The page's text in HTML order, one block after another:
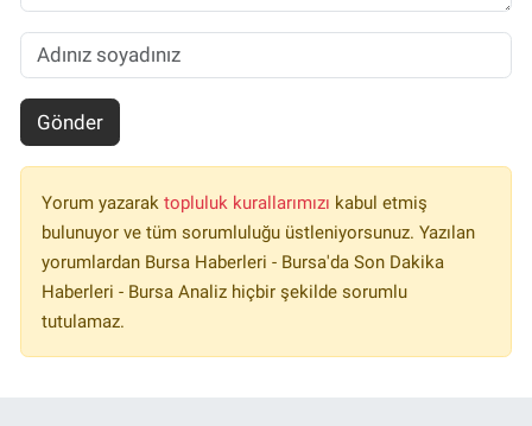
Gönder
Yorum yazarak topluluk kurallarımızı kabul etmiş
bulunuyor ve tüm sorumluluğu üstleniyorsunuz. Yazılan
yorumlardan Bursa Haberleri - Bursa'da Son Dakika
Haberleri - Bursa Analiz hiçbir şekilde sorumlu
tutulamaz.